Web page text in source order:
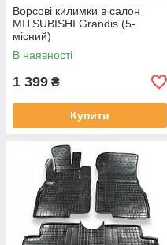
Ворсові килимки в салон
MITSUBISHI Grandis (5-
місний)
В наявності
1 399 ₴
Купити